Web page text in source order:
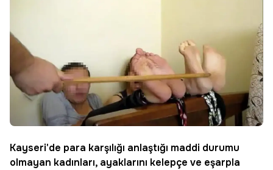
Kayseri'de para karşılığı anlaştığı maddi durumu
olmayan kadınları, ayaklarını kelepçe ve eşarpla